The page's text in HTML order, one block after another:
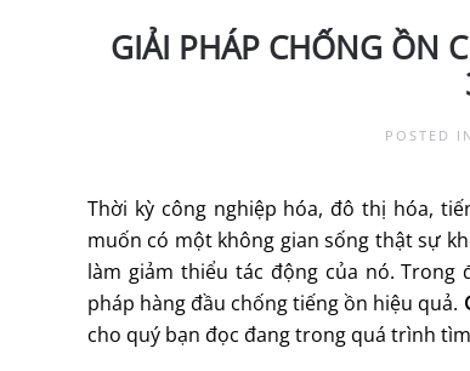
GIẢI PHÁP CHỐNG ỒN
POSTED
Thời kỳ công nghiệp hóa, đô thị hóa,
muốn có một không gian sống thật sự
làm giảm thiểu tác động của nó.
pháp hàng đầu chống tiếng ồn hiệu quả.
cho quý bạn đọc đang trong quá trình